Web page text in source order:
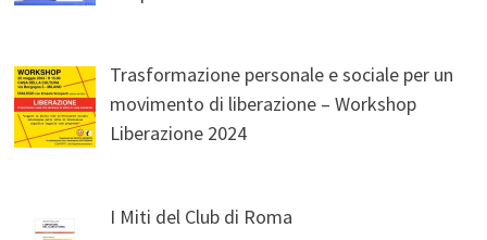
Trasformazione personale e sociale per un
movimento di liberazione – Workshop
Liberazione 2024
I Miti del Club di Roma